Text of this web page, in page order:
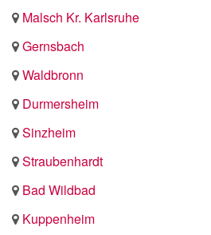
Malsch Kr. Karlsruhe
Gernsbach
Waldbronn
Durmersheim
Sinzheim
Straubenhardt
Bad Wildbad
Kuppenheim